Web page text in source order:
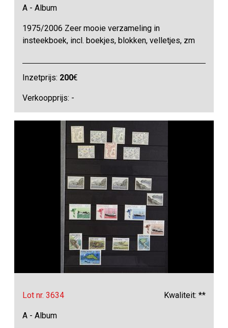
A - Album
1975/2006 Zeer mooie verzameling in
insteekboek, incl. boekjes, blokken, velletjes, zm
Inzetprijs: 200€
Verkoopprijs: -
Lot nr. 3634 Kwaliteit: **
A - Album